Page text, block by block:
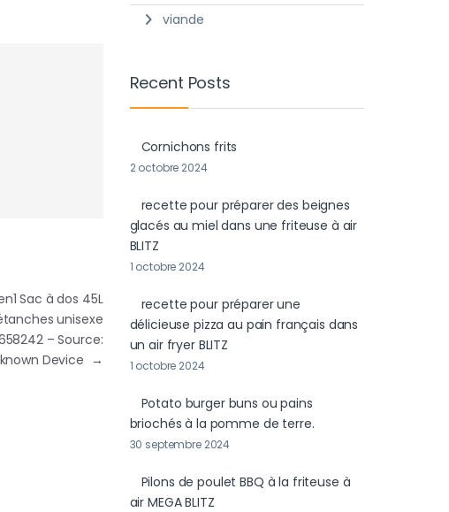
Sac à dos 45L
unisexe
– Source:
Device →
viande
Recent Posts
Cornichons frits
2 octobre 2024
recette pour préparer des beignes
glacés au miel dans une friteuse à air
BLITZ
1 octobre 2024
recette pour préparer une
délicieuse pizza au pain français dans
un air fryer BLITZ
1 octobre 2024
Potato burger buns ou pains
briochés à la pomme de terre.
30 septembre 2024
Pilons de poulet BBQ à la friteuse à
air MEGA BLITZ